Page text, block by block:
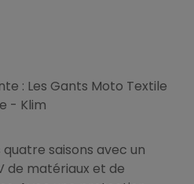
: Les Gants Moto Textile
- Klim
saisons avec un
de matériaux et de